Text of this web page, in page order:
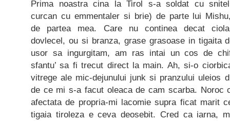
Prima noastra cina la Tirol s-a soldat cu
curcan cu emmentaler si brie) de parte lui
de partea mea. Care nu continea decat
dovlecel, ou si branza, grase grasoase in tigaita
usor sa ingurgitam, am ras intai un cos de
sfantu’ sa fi trecut direct la main. Ah, si-o
vitrege ale mic-dejunului junk si pranzului uleios
de ce mi s-a facut oleaca de cam scarba. Noroc
afectata de propria-mi lacomie supra ficat marit
tigaia tiroleza e ceva deosebit. Cred ca iarna,